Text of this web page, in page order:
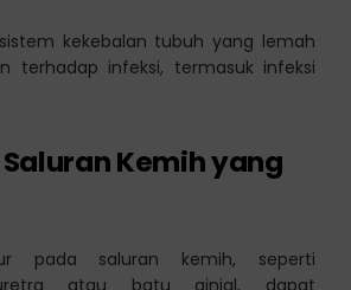
kekebalan tubuh yang lemah
terhadap infeksi, termasuk infeksi
Kemih yang
pada saluran kemih, seperti